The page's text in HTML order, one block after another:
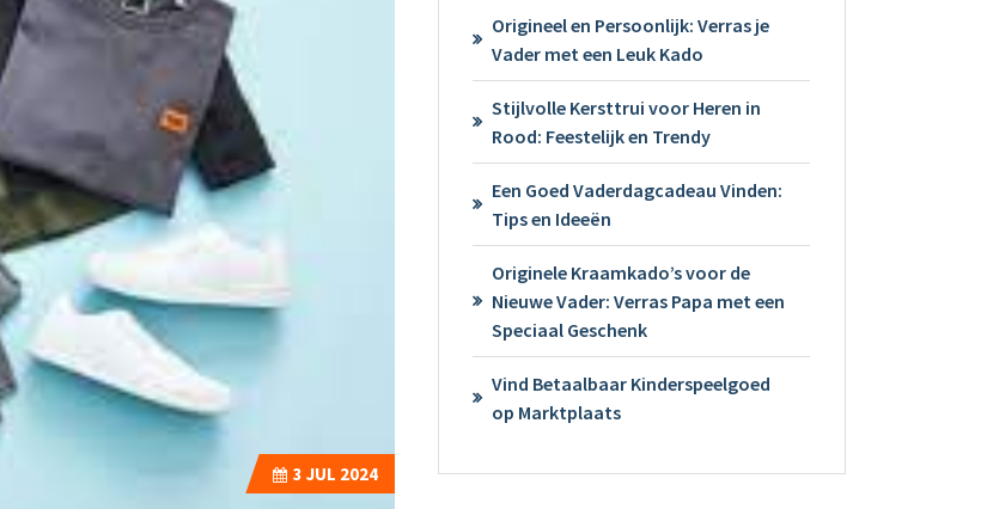
3 JUL 2024
Origineel en Persoonlijk: Verras je
Vader met een Leuk Kado
Stijlvolle Kersttrui voor Heren in
Rood: Feestelijk en Trendy
Een Goed Vaderdagcadeau Vinden:
Tips en Ideeën
Originele Kraamkado’s voor de
Nieuwe Vader: Verras Papa met een
Speciaal Geschenk
Vind Betaalbaar Kinderspeelgoed
op Marktplaats